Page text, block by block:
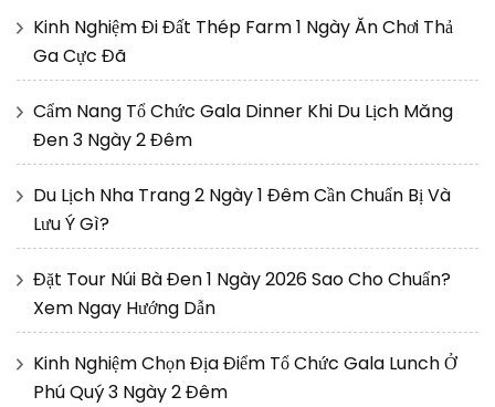
Kinh Nghiệm Đi Đất Thép Farm 1 Ngày Ăn Chơi Thả
Ga Cực Đã
Cẩm Nang Tổ Chức Gala Dinner Khi Du Lịch Măng
Đen 3 Ngày 2 Đêm
Du Lịch Nha Trang 2 Ngày 1 Đêm Cần Chuẩn Bị Và
Lưu Ý Gì?
Đặt Tour Núi Bà Đen 1 Ngày 2026 Sao Cho Chuẩn?
Xem Ngay Hướng Dẫn
Kinh Nghiệm Chọn Địa Điểm Tổ Chức Gala Lunch Ở
Phú Quý 3 Ngày 2 Đêm